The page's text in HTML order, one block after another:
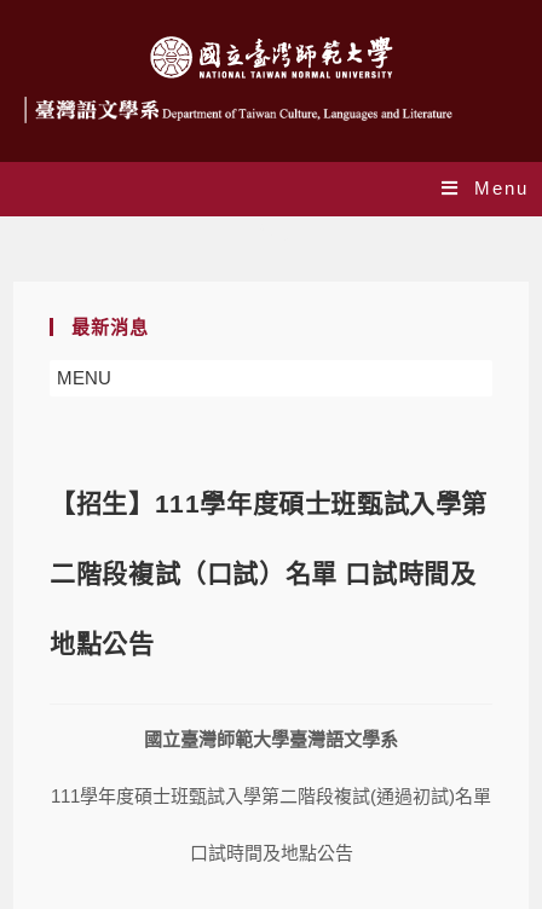
Menu
最新消息
MENU
【招生】111學年度碩士班甄試入學第
二階段複試（口試）名單 口試時間及
地點公告
國立臺灣師範大學臺灣語文學系
111學年度碩士班甄試入學第二階段複試(通過初試)名單
口試時間及地點公告